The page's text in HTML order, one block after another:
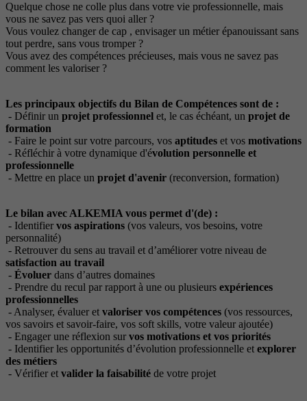
Quelque chose ne colle plus dans votre vie professionnelle, mais
vous ne savez pas vers quoi aller ?
Vous voulez changer de cap , envisager un métier épanouissant sans
tout perdre, sans vous tromper ?
Vous avez des compétences précieuses, mais vous ne savez pas
comment les valoriser ?
Les principaux objectifs du Bilan de Compétences sont de :
- Définir un projet professionnel et, le cas échéant, un projet de
formation
- Faire le point sur votre parcours, vos aptitudes et vos motivations
- Réfléchir à votre dynamique d'évolution personnelle et
professionnelle
- Mettre en place un projet d'avenir (reconversion, formation)
Le bilan avec ALKEMIA vous permet d'(de) :
- Identifier vos aspirations (vos valeurs, vos besoins, votre
personnalité)
- Retrouver du sens au travail et d’améliorer votre niveau de
satisfaction au travail
- Évoluer dans d’autres domaines
- Prendre du recul par rapport à une ou plusieurs expériences
professionnelles
- Analyser, évaluer et valoriser vos compétences (vos ressources,
vos savoirs et savoir-faire, vos soft skills, votre valeur ajoutée)
- Engager une réflexion sur vos motivations et vos priorités
- Identifier les opportunités d’évolution professionnelle et explorer
des métiers
- Vérifier et valider la faisabilité de votre projet